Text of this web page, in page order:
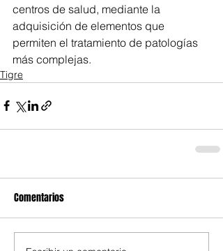
centros de salud, mediante la
adquisición de elementos que
permiten el tratamiento de patologías
más complejas.
Tigre
Comentarios